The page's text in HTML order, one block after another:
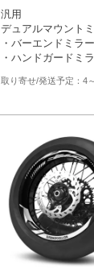
汎用
デュアルマウント
・バーエンドミラー
・ハンドガードミ
4